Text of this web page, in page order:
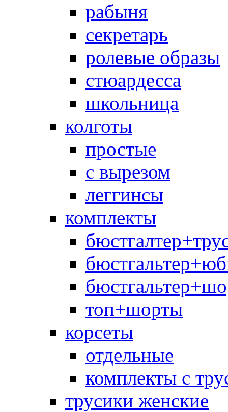
рабыня
секретарь
ролевые образы
стюардесса
школьница
колготы
простые
с вырезом
леггинсы
комплекты
топ+шорты
корсеты
отдельные
комплекты с
трусики женские